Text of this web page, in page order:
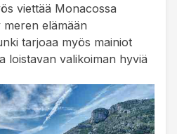
viettää Monacossa
elämään
tarjoaa myös mainiot
loistavan valikoiman hyviä